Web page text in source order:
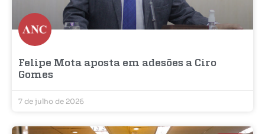
Felipe Mota aposta em adesões a Ciro
Gomes
7 de julho de 2026